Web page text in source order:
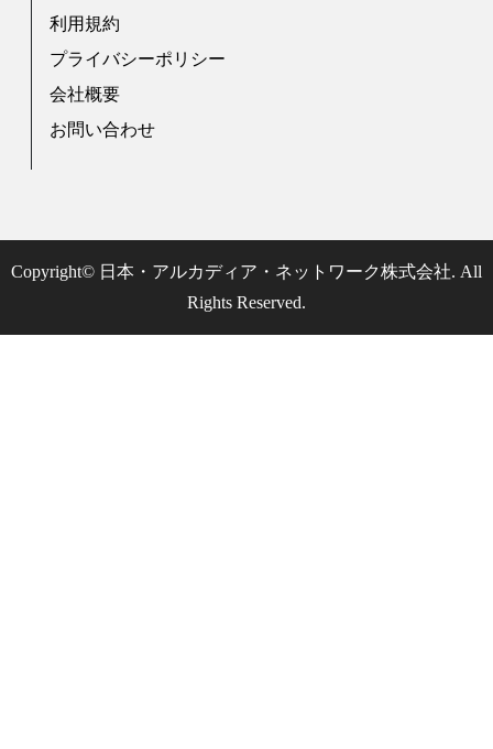
利用規約
プライバシーポリシー
会社概要
お問い合わせ
Copyright© 日本・アルカディア・ネットワーク株式会社. All
Rights Reserved.